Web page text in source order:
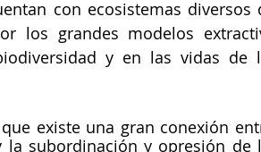
con ecosistemas diversos
los grandes modelos
y en las vidas de
existe una gran conexión
subordinación y opresión de